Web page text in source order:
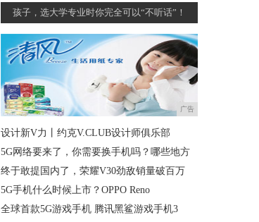
孩子，选大学专业时你完全可以“不听话”！
广告
设计新V力丨约克V.CLUB设计师俱乐部
5G网络要来了，你需要换手机吗？哪些地方
终于敢提国内了，荣耀V30劲敌销量破百万
5G手机什么时候上市？OPPO Reno
全球首款5G游戏手机 腾讯黑鲨游戏手机3